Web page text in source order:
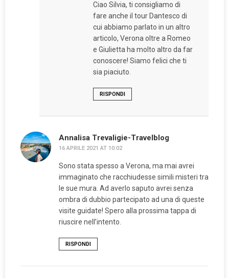
Ciao Silvia, ti consigliamo di
fare anche il tour Dantesco di
cui abbiamo parlato in un altro
articolo, Verona oltre a Romeo
e Giulietta ha molto altro da far
conoscere! Siamo felici che ti
sia piaciuto.
RISPONDI
Annalisa Trevaligie-Travelblog
16 APRILE 2021 AT 10:02
Sono stata spesso a Verona, ma mai avrei
immaginato che racchiudesse simili misteri tra
le sue mura. Ad averlo saputo avrei senza
ombra di dubbio partecipato ad una di queste
visite guidate! Spero alla prossima tappa di
riuscire nell’intento.
RISPONDI